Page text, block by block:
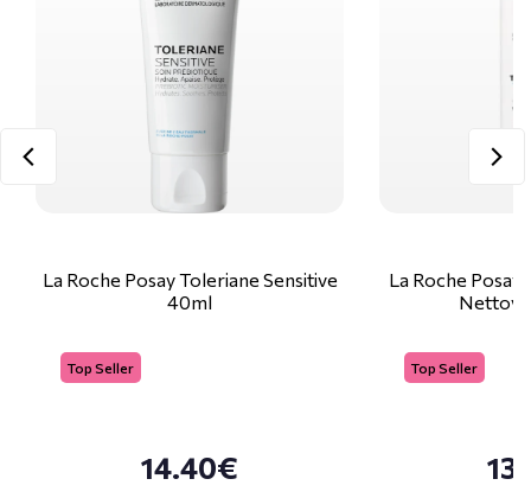
La Roche Posay Toleriane Sensitive
40ml
Top Seller
14.40€
La Roche
Top Seller